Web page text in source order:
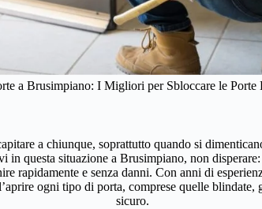
a Brusimpiano: I Migliori per Sbloccare le Porte
a chiunque, soprattutto quando si
in questa situazione a Brusimpiano, non
rapidamente e senza danni. Con anni di
ogni tipo di porta, comprese quelle blindate,
sicuro.